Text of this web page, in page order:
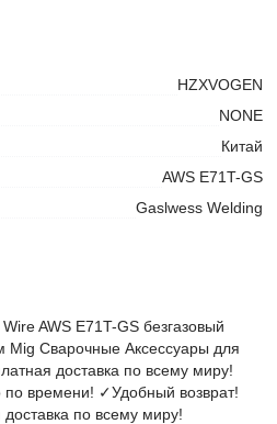
HZXVOGEN
NONE
Китай
AWS E71T-GS
Gaslwess Welding
AWS E71T-GS безгазовый
Сварочные Аксессуары для
доставка по всему миру!
времени! ✓Удобный возврат!
по всему миру!